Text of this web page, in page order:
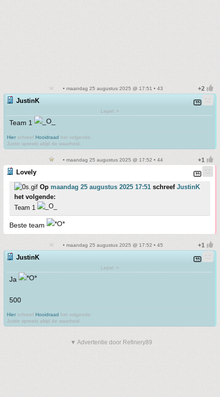
• maandag 25 augustus 2025 @ 17:51 • 43
JustinK
Lepel :+
Team 1
Hier schreef Hooidraad het volgende:
Justin spreekt altijd de waarheid.
• maandag 25 augustus 2025 @ 17:52 • 44
Lovely
Op maandag 25 augustus 2025 17:51 schreef JustinK
het volgende:
Team 1
Beste team
• maandag 25 augustus 2025 @ 17:52 • 45
JustinK
Lepel :+
Ja
500
Hier schreef Hooidraad het volgende:
Justin spreekt altijd de waarheid.
▼ Advertentie door Refinery89